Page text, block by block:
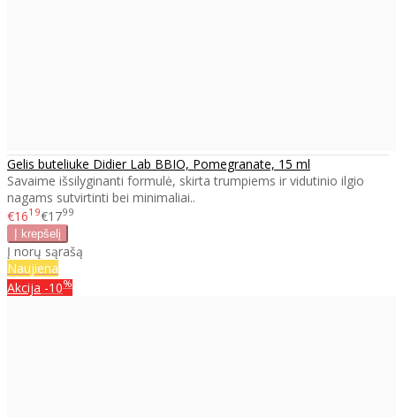
Gelis buteliuke Didier Lab BBIO, Pomegranate, 15 ml
Savaime išsilyginanti formulė, skirta trumpiems ir vidutinio ilgio
nagams sutvirtinti bei minimaliai..
€1619€1799
Į norų sąrašą
Naujiena
Akcija -10%